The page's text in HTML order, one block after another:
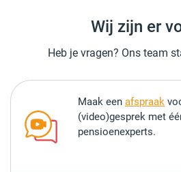
Wij zijn er
Heb je vragen? Ons team
Maak een afspraak
(video)gesprek met
pensioenexperts.